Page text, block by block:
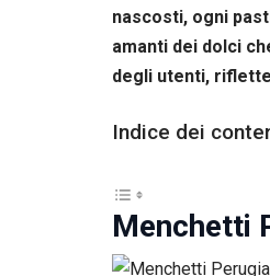
nascosti, ogni
amanti dei dolci
degli utenti,
Indice dei
Menchetti